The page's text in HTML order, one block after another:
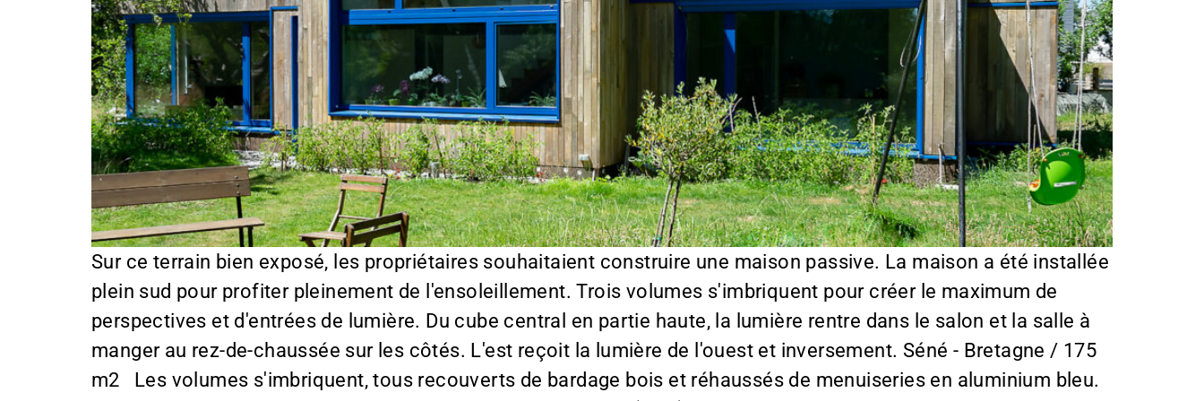
Sur ce terrain bien exposé, les propriétaires souhaitaient construire une maison passive. La maison a été installée
plein sud pour profiter pleinement de l'ensoleillement. Trois volumes s'imbriquent pour créer le maximum de
perspectives et d'entrées de lumière. Du cube central en partie haute, la lumière rentre dans le salon et la salle à
manger au rez-de-chaussée sur les côtés. L'est reçoit la lumière de l'ouest et inversement. Séné - Bretagne / 175
m2 Les volumes s'imbriquent, tous recouverts de bardage bois et réhaussés de menuiseries en aluminium bleu.